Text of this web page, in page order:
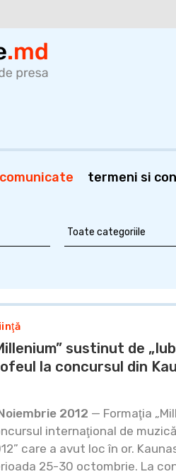
comunicate termeni si
sustinut de
la concursul din
2012 — Formaţia
internaţional de
care a avut loc în or.
25-30 octombrie. La